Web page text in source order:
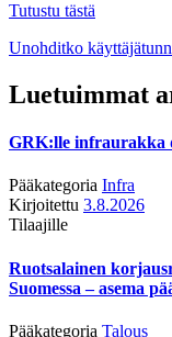
Tutustu tästä
Unohditko
Luetuimmat
GRK:lle infraurakka
Pääkategoria Infra
Kirjoitettu 3.8.2026
Tilaajille
Ruotsalainen
Suomessa – asema
Pääkategoria Talous